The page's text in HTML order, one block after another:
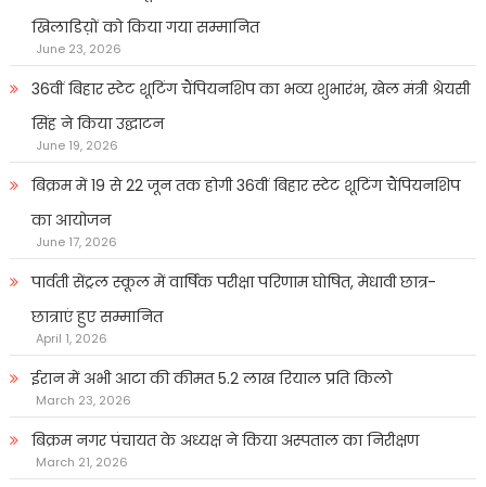
खिलाडिय़ों को किया गया सम्मानित
June 23, 2026
36वीं बिहार स्टेट शूटिंग चैंपियनशिप का भव्य शुभारंभ, खेल मंत्री श्रेयसी
सिंह ने किया उद्घाटन
June 19, 2026
बिक्रम में 19 से 22 जून तक होगी 36वीं बिहार स्टेट शूटिंग चैंपियनशिप
का आयोजन
June 17, 2026
पार्वती सेंट्रल स्कूल में वार्षिक परीक्षा परिणाम घोषित, मेधावी छात्र-
छात्राएं हुए सम्मानित
April 1, 2026
ईरान में अभी आटा की कीमत 5.2 लाख रियाल प्रति किलो
March 23, 2026
बिक्रम नगर पंचायत के अध्यक्ष ने किया अस्पताल का निरीक्षण
March 21, 2026